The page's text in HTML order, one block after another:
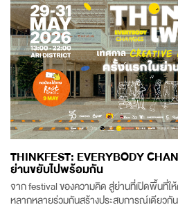
THINKFEST: EVERYBODY
ย่านขยับไปพร้อมกัน
จาก festival ของความคิด สู่ย่านที่เปิดพื้นที่ใ
หลากหลายร่วมกันสร้างประสบการณ์เดียวกั